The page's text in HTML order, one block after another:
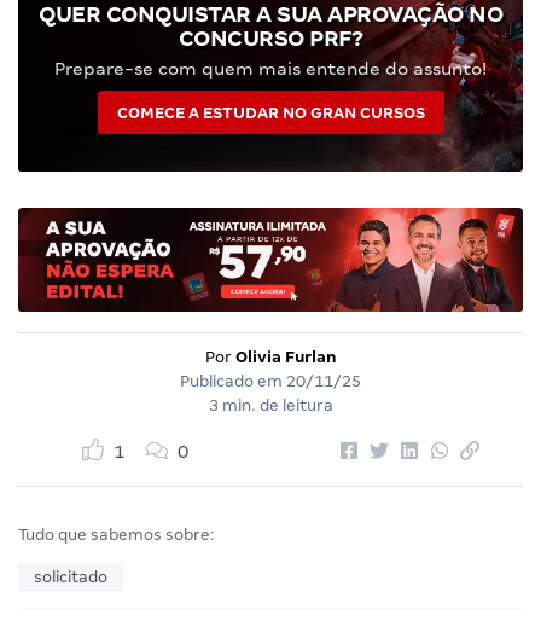
QUER CONQUISTAR A SUA APROVAÇÃO NO
CONCURSO PRF?
Prepare-se com quem mais entende do assunto!
COMECE A ESTUDAR NO GRAN CURSOS
Por Olivia Furlan
Publicado em 20/11/25
3 min. de leitura
1 0
Tudo que sabemos sobre:
solicitado